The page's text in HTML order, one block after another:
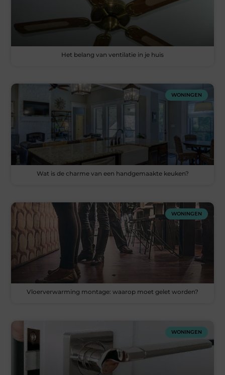
Het belang van ventilatie in je huis
WONINGEN
Wat is de charme van een handgemaakte keuken?
WONINGEN
Vloerverwarming montage: waarop moet gelet worden?
WONINGEN